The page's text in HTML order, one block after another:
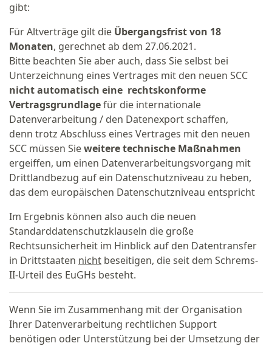
gibt:
Für Altverträge gilt die Übergangsfrist von 18
Monaten, gerechnet ab dem 27.06.2021.
Bitte beachten Sie aber auch, dass Sie selbst bei
Unterzeichnung eines Vertrages mit den neuen SCC
nicht automatisch eine rechtskonforme
Vertragsgrundlagefür die internationale
Datenverarbeitung / den Datenexport schaffen,
denn trotz Abschluss eines Vertrages mit den neuen
SCC müssen Sieweitere technische Maßnahmen
ergeiffen, um einen Datenverarbeitungsvorgang mit
Drittlandbezug auf ein Datenschutzniveau zu heben,
das dem europäischen Datenschutzniveau entspricht
Im Ergebnis können also auch die neuen
Standarddatenschutzklauseln die große
Rechtsunsicherheit im Hinblick auf den Datentransfer
in Drittstaaten nicht beseitigen, die seit dem Schrems-
II-Urteil des EuGHs besteht.
Wenn Sie im Zusammenhang mit der Organisation
Ihrer Datenverarbeitung rechtlichen Support
benötigen oder Unterstützung bei der Umsetzung der